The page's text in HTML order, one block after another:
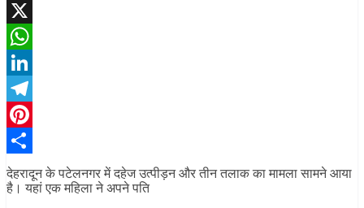
Facebook
X
WhatsApp
LinkedIn
Telegram
Pinterest
Share
देहरादून के पटेलनगर में दहेज उत्पीड़न और तीन तलाक का मामला सामने आया
है। यहां एक महिला ने अपने पति